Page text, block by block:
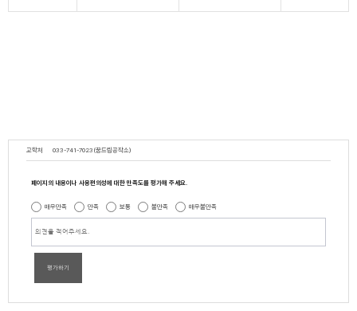
교학처 033-741-7023(꿈드림공작소)
페이지의 내용이나 사용편의성에 대한 만족도를 평가해 주세요.
매우만족 만족 보통 불만족 매우불만족
평가하기